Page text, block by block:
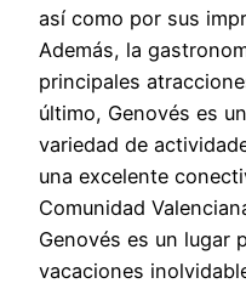
así como por sus
Además, la
principales
último, Genovés es
variedad de
una excelente
Comunidad
Genovés es un lugar
vacaciones